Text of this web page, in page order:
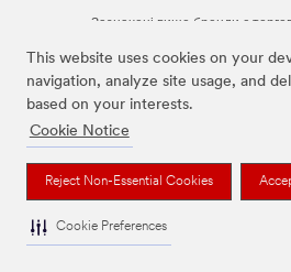
This website uses cookies on your
navigation, analyze site usage, and
based on your interests.
Cookie Notice
Reject Non-Essential Cookies
Cookie Preferences
Зазначені вище бренди є